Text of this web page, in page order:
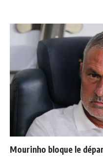
Mourinho bloque le